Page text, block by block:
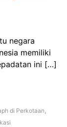
negara
memiliki
ini […]
di Perkotaan ,